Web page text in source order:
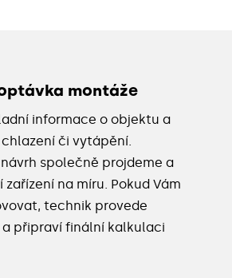
montáže
informace o objektu a
či vytápění.
návrh společně projdeme a
na míru. Pokud Vám
technik provede
a připraví finální kalkulaci